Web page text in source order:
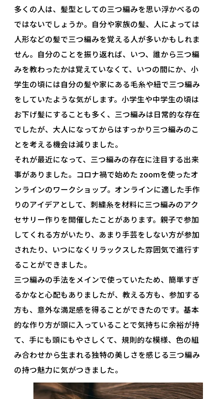
多くの人は、髪型としての三つ編みを思い浮かべるの
ではないでしょうか。自分や家族の髪、人によっては
人形などの髪で三つ編みを覚える人が多いかもしれま
せん。自分のことを振り返れば、いつ、誰から三つ編
みを教わったかは覚えていなくて、いつの間にか、小
学生の頃には自分の髪や家にある毛糸や紐で三つ編み
をしていたような気がします。小学生や中学生の頃は
お下げ髪にすることも多く、三つ編みは日常的な存在
でしたが、大人になってからはすっかり三つ編みのこ
とを考える機会は減りました。
それが最近になって、三つ編みの存在に注目する出来
事がありました。コロナ禍で始めた zoomを使ったオ
ンラインのワークショップ。オンラインに適した手作
りのアイデアとして、刺繍糸を材料に三つ編みのアク
セサリー作りを開催したことがあります。親子で参加
してくれる方がいたり、あまり手芸をしない方が参加
されたり、いつになくリラックスした雰囲気で進行す
ることができました。
三つ編みの手法をメインで使っていたため、簡単すぎ
るかなと心配もありましたが、教える方も、参加する
方も、意外な満足感を得ることができたのです。基本
的な作り方が頭に入っていることで気持ちに余裕が持
て、手にも頭にもやさしくて、規則的な模様、色の組
み合わせから生まれる独特の美しさを感じる三つ編み
の持つ魅力に気がつきました。